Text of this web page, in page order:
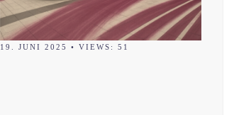
19. JUNI 2025 • VIEWS: 51